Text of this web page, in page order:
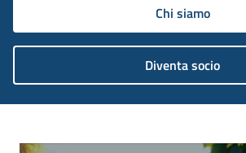
Chi siamo
Diventa socio